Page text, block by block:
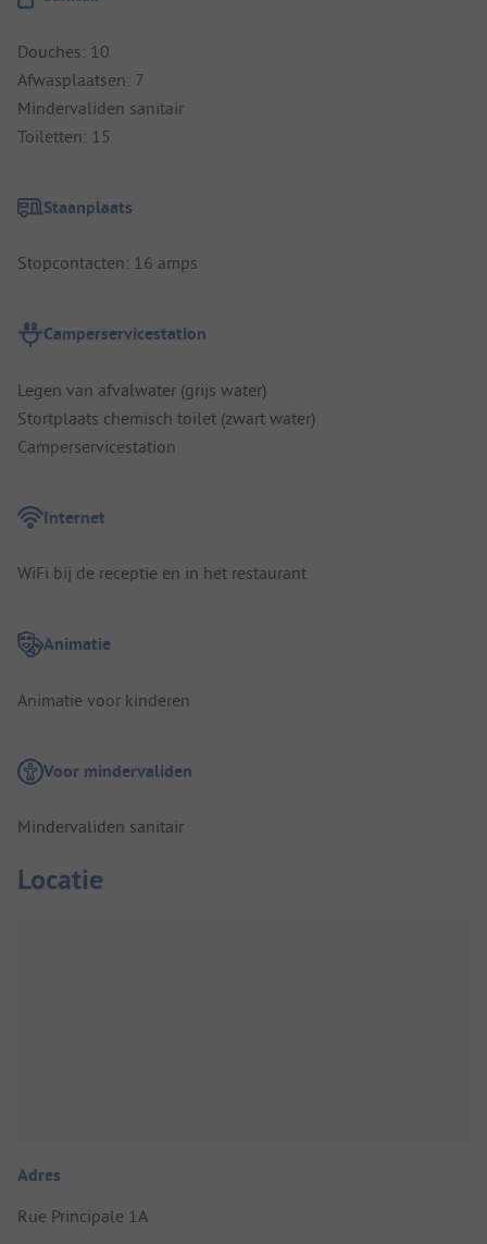
Douches: 10
Afwasplaatsen: 7
Mindervaliden sanitair
Toiletten: 15
Staanplaats
Stopcontacten: 16 amps
Camperservicestation
Legen van afvalwater (grijs water)
Stortplaats chemisch toilet (zwart water)
Camperservicestation
Internet
WiFi bij de receptie en in het restaurant
Animatie
Animatie voor kinderen
Voor mindervaliden
Mindervaliden sanitair
Locatie
Adres
Rue Principale 1A